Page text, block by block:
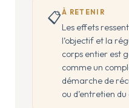
📋À RETENIR
Les effets
l’objectif et la
corps entier est
comme un
démarche de
ou d’entretien du